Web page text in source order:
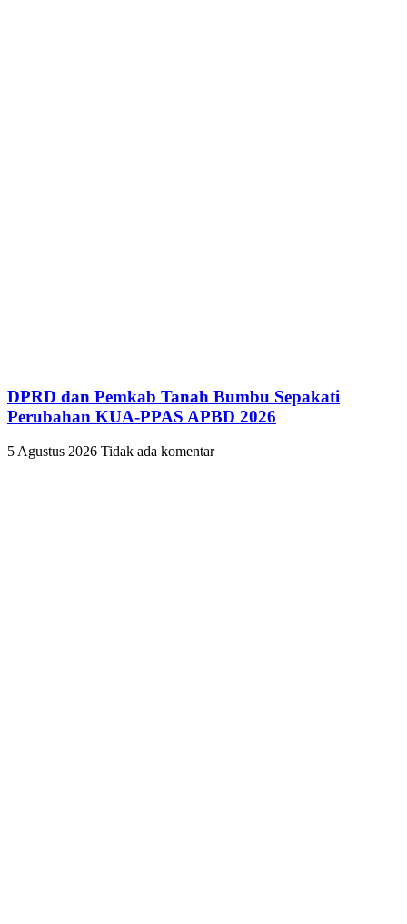
DPRD dan Pemkab Tanah Bumbu Sepakati
Perubahan KUA-PPAS APBD 2026
5 Agustus 2026 Tidak ada komentar